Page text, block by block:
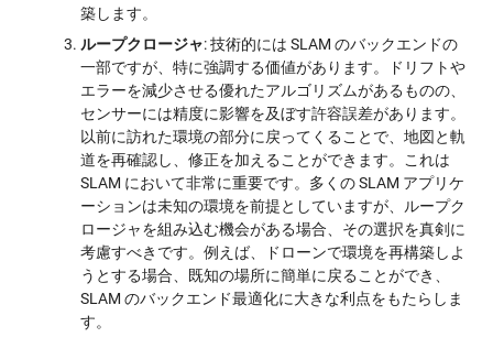
築します。
ループクロージャ: 技術的には SLAM のバックエンドの
一部ですが、特に強調する価値があります。ドリフトや
エラーを減少させる優れたアルゴリズムがあるものの、
センサーには精度に影響を及ぼす許容誤差があります。
以前に訪れた環境の部分に戻ってくることで、地図と軌
道を再確認し、修正を加えることができます。これは
SLAM において非常に重要です。多くの SLAM アプリケ
ーションは未知の環境を前提としていますが、ループク
ロージャを組み込む機会がある場合、その選択を真剣に
考慮すべきです。例えば、ドローンで環境を再構築しよ
うとする場合、既知の場所に簡単に戻ることができ、
SLAM のバックエンド最適化に大きな利点をもたらしま
す。